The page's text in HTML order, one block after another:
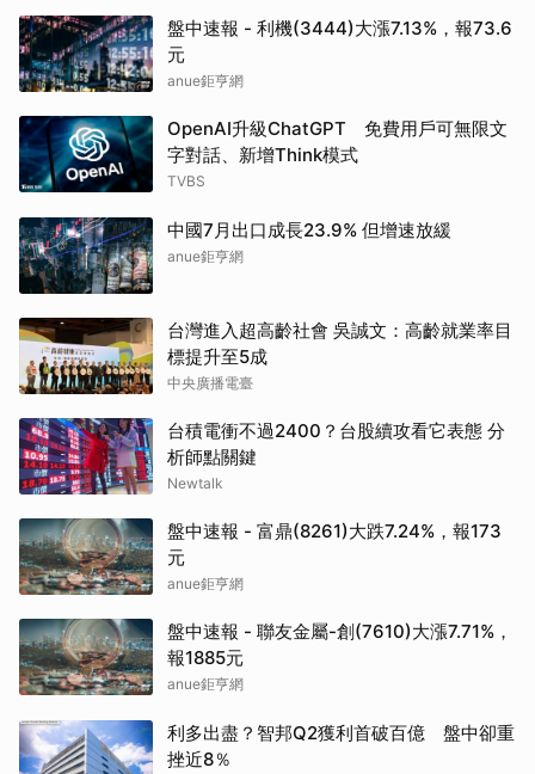
盤中速報 - 利機(3444)大漲7.13%，報73.6
元
anue鉅亨網
OpenAI升級ChatGPT 免費用戶可無限文
字對話、新增Think模式
TVBS
中國7月出口成長23.9% 但增速放緩
anue鉅亨網
台灣進入超高齡社會 吳誠文：高齡就業率目
標提升至5成
中央廣播電臺
台積電衝不過2400？台股續攻看它表態 分
析師點關鍵
Newtalk
盤中速報 - 富鼎(8261)大跌7.24%，報173
元
anue鉅亨網
盤中速報 - 聯友金屬-創(7610)大漲7.71%，
報1885元
anue鉅亨網
利多出盡？智邦Q2獲利首破百億 盤中卻重
挫近8％